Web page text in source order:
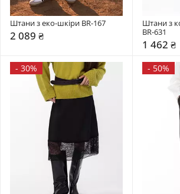
Штани з еко-шкіри BR-167
2 089 ₴
Штани з
BR-631
1 462 ₴
- 30% - 50%